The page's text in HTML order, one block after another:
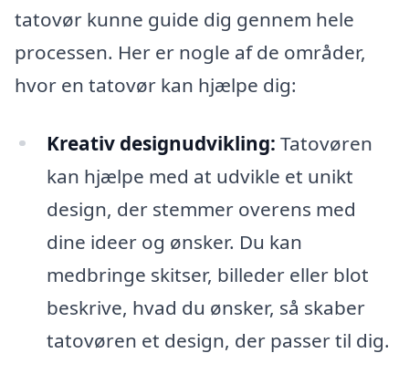
tatovør kunne guide dig gennem hele
processen. Her er nogle af de områder,
hvor en tatovør kan hjælpe dig:
Kreativ designudvikling: Tatovøren
kan hjælpe med at udvikle et unikt
design, der stemmer overens med
dine ideer og ønsker. Du kan
medbringe skitser, billeder eller blot
beskrive, hvad du ønsker, så skaber
tatovøren et design, der passer til dig.